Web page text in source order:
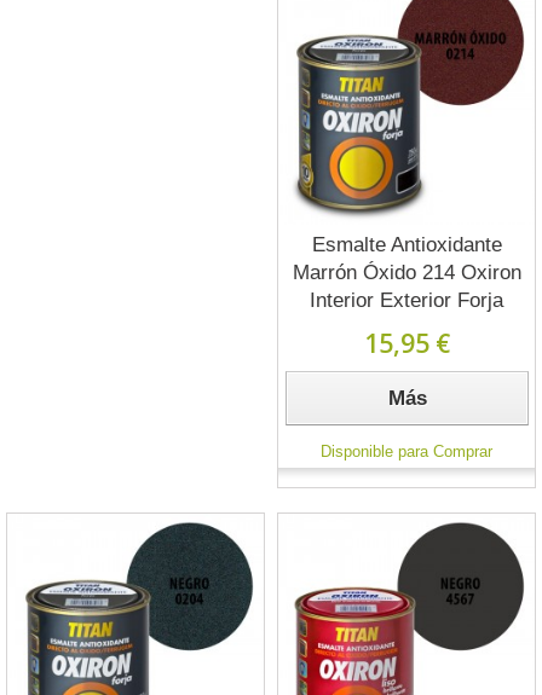
Esmalte Antioxidante
Marrón Óxido 214 Oxiron
Interior Exterior Forja
15,95 €
Más
Disponible para Comprar